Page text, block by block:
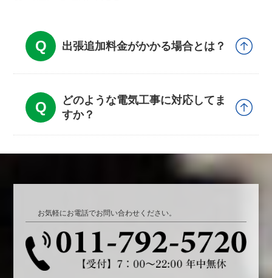
出張追加料金がかかる場合とは？
どのような電気工事に対応してま
すか？
お気軽にお電話でお問い合わせください。